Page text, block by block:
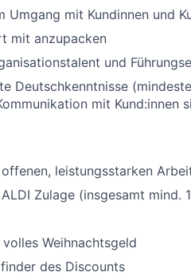
mit Kundinnen und
mit anzupacken
und
Deutschkenntnisse
mit Kund:innen
leistungsstarken
Zulage (insgesamt mind.
Weihnachtsgeld
des Discounts